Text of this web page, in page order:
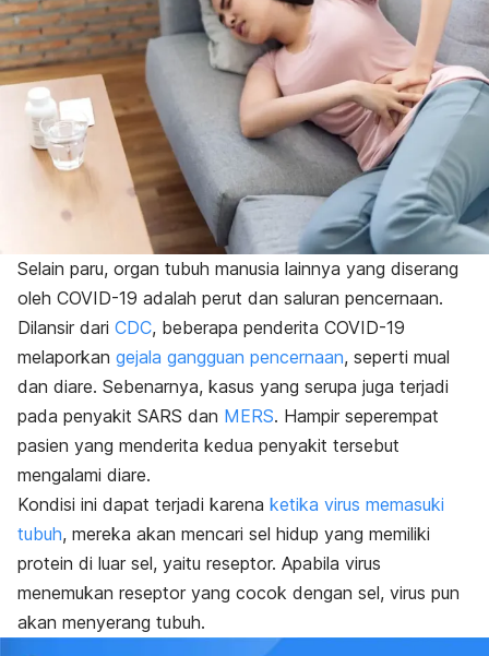
Selain paru, organ tubuh manusia lainnya yang diserang
oleh COVID-19 adalah perut dan saluran pencernaan.
Dilansir dari CDC, beberapa penderita COVID-19
melaporkan gejala gangguan pencernaan, seperti mual
dan diare. Sebenarnya, kasus yang serupa juga terjadi
pada penyakit SARS dan MERS. Hampir seperempat
pasien yang menderita kedua penyakit tersebut
mengalami diare.
Kondisi ini dapat terjadi karena ketika virus memasuki
tubuh, mereka akan mencari sel hidup yang memiliki
protein di luar sel, yaitu reseptor. Apabila virus
menemukan reseptor yang cocok dengan sel, virus pun
akan menyerang tubuh.